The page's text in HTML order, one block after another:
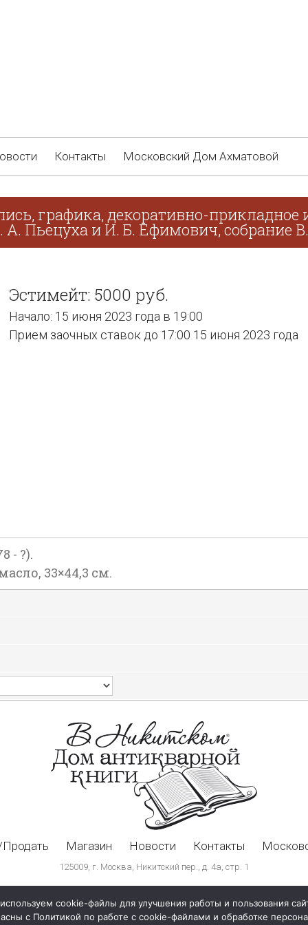
Контакты Московский Дом Ахматовой
графика, декоративно-прикладное
А. Пьецуха и И. Б. Ефимович, собрание
Эстимейт: 5000 руб.
Начало: 15 июня 2023 года в 19:00
Прием заочных ставок до 17:00 15 июня 2023 года
- ?).
33×44,3 см.
Магазин Новости Контакты
125009, г. Москва, Никитский пер., д. 4а, стр. 1
cookie-файлы для улучшения работы и пользования
с Политикой по работе с cookie-файлами и обработке